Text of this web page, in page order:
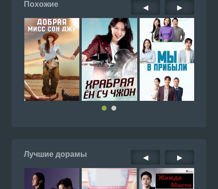
Похожие ◀ ▶
Лучшие дорамы ◀ ▶